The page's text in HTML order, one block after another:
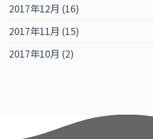
2017年12月 (16)
2017年11月 (15)
2017年10月 (2)